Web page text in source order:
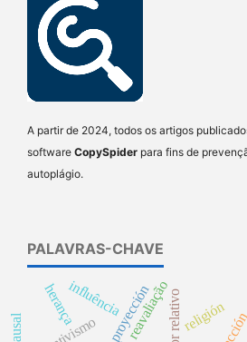
A partir de 2024, todos os artigos
software CopySpider para fins de
autoplágio.
PALAVRAS-CHAVE
proyección religión
influência
herança reavaliação acción